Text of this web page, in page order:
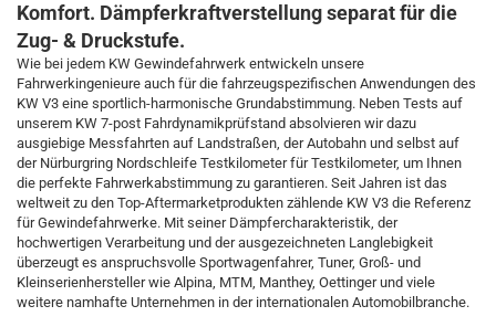
Komfort. Dämpferkraftverstellung separat für die
Zug- & Druckstufe.
Wie bei jedem KW Gewindefahrwerk entwickeln unsere
Fahrwerkingenieure auch für die fahrzeugspezifischen Anwendungen des
KW V3 eine sportlich-harmonische Grundabstimmung. Neben Tests auf
unserem KW 7-post Fahrdynamikprüfstand absolvieren wir dazu
ausgiebige Messfahrten auf Landstraßen, der Autobahn und selbst auf
der Nürburgring Nordschleife Testkilometer für Testkilometer, um Ihnen
die perfekte Fahrwerkabstimmung zu garantieren. Seit Jahren ist das
weltweit zu den Top-Aftermarketprodukten zählende KW V3 die Referenz
für Gewindefahrwerke. Mit seiner Dämpfercharakteristik, der
hochwertigen Verarbeitung und der ausgezeichneten Langlebigkeit
überzeugt es anspruchsvolle Sportwagenfahrer, Tuner, Groß- und
Kleinserienhersteller wie Alpina, MTM, Manthey, Oettinger und viele
weitere namhafte Unternehmen in der internationalen Automobilbranche.